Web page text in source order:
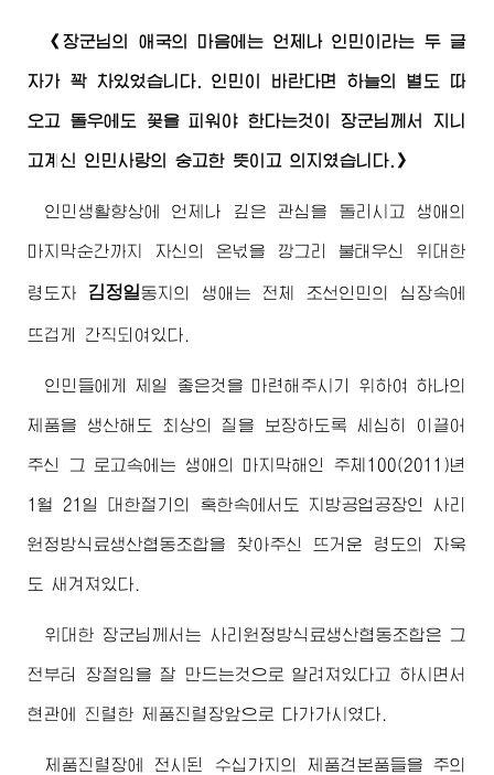
《장군님의 애국의 마음에는 언제나 인민이라는 두 글
자가 꽉 차있었습니다. 인민이 바란다면 하늘의 별도 따
오고 돌우에도 꽃을 피워야 한다는것이장군님께서 지니
고계신 인민사랑의 숭고한 뜻이고 의지였습니다.》
인민생활향상에 언제나 깊은 관심을 돌리시고 생애의
마지막순간까지 자신의 온넋을 깡그리 불태우신 위대한
령도자 김정일동지 의 생애는 전체 조선인민의 심장속에
뜨겁게 간직되여있다.
인민들에게 제일 좋은것을 마련해주시기 위하여 하나의
제품을 생산해도 최상의 질을 보장하도록 세심히 이끌어
주신 그 로고속에는 생애의 마지막해인 주체100(2011)년
1월 21일 대한절기의 혹한속에서도 지방공업공장인 사리
원정방식료생산협동조합을 찾아주신 뜨거운 령도의 자욱
도 새겨져있다.
위대한 장군님께서는 사리원정방식료생산협동조합은 그
전부터 장절임을 잘 만드는것으로 알려져있다고 하시면서
현관에 진렬한 제품진렬장앞으로 다가가시였다.
제품진렬장에 전시된 수십가지의 제품견본품들을 주의